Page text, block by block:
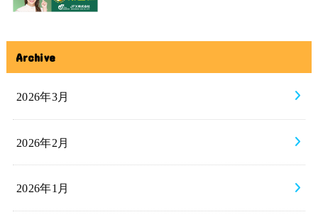
Archive
2026年3月
2026年2月
2026年1月